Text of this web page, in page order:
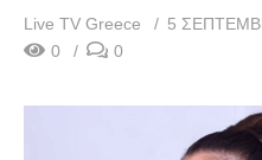
Live TV Greece
5
0
0